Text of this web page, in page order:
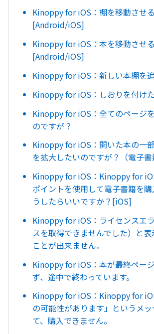
Kinoppy for iOS：棚を移動させ
[Android/iOS]
Kinoppy for iOS：本を移動させ
[Android/iOS]
Kinoppy for iOS：新しい本棚を
Kinoppy for iOS：しおりを付けた
Kinoppy for iOS：全てのページ
のですが？
Kinoppy for iOS：開いた本の一
を拡大したいのですが？（電子書
Kinoppy for iOS：Kinoppy for
ポイントを使用して電子書籍を
うしたらいいですか？[iOS]
Kinoppy for iOS：ライセンスエ
スを取得できませんでした）と
ことが出来ません。
Kinoppy for iOS：本が最終ペー
ず、途中で終わっています。
Kinoppy for iOS：Kinoppy for
の可能性があります」というメ
て、購入できません。